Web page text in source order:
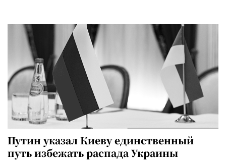
Путин указал Киеву единственный
путь избежать распада Украины